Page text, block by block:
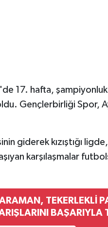
17. hafta,
Gençlerbirliği Spor,
giderek kızıştığı
karşılaşmalar
TEKERLEKLİ
BAŞARIYLA